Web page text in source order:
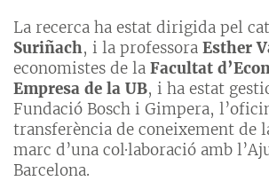
La recerca ha estat dirigida pel
Suriñach, i la professora Esther
economistes de la Facultat
Empresa de la UB, i ha estat
Fundació Bosch i Gimpera,
transferència de coneixement de
marc d’una col·laboració amb
Barcelona.